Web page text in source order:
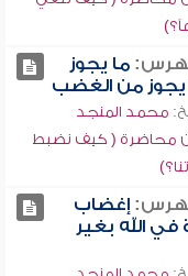
ما يجوز
يجوز من الغضب
محمد المنجد
محاضرة ( كيف نضبط
إغضاب
في الله بغير